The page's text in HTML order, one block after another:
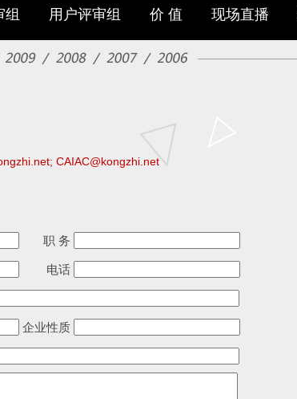
组 用户评审组 价 值 现场直播
CAIAC@kongzhi.net
职 务
电话
企业性质